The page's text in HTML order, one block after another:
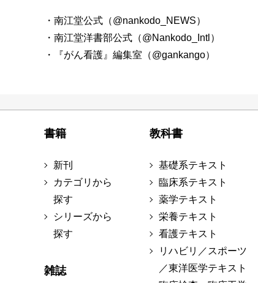
・南江堂公式（@nankodo_NEWS）
・南江堂洋書部公式（@Nankodo_Intl）
・『がん看護』編集室（@gankango）
書籍
新刊
カテゴリから
探す
シリーズから
探す
雑誌
教科書
基礎系テキスト
臨床系テキスト
薬学テキスト
栄養テキスト
看護テキスト
リハビリ／スポーツ
／東洋医学テキスト